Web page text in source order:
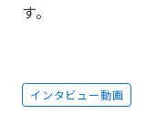
す。
インタビュー動画